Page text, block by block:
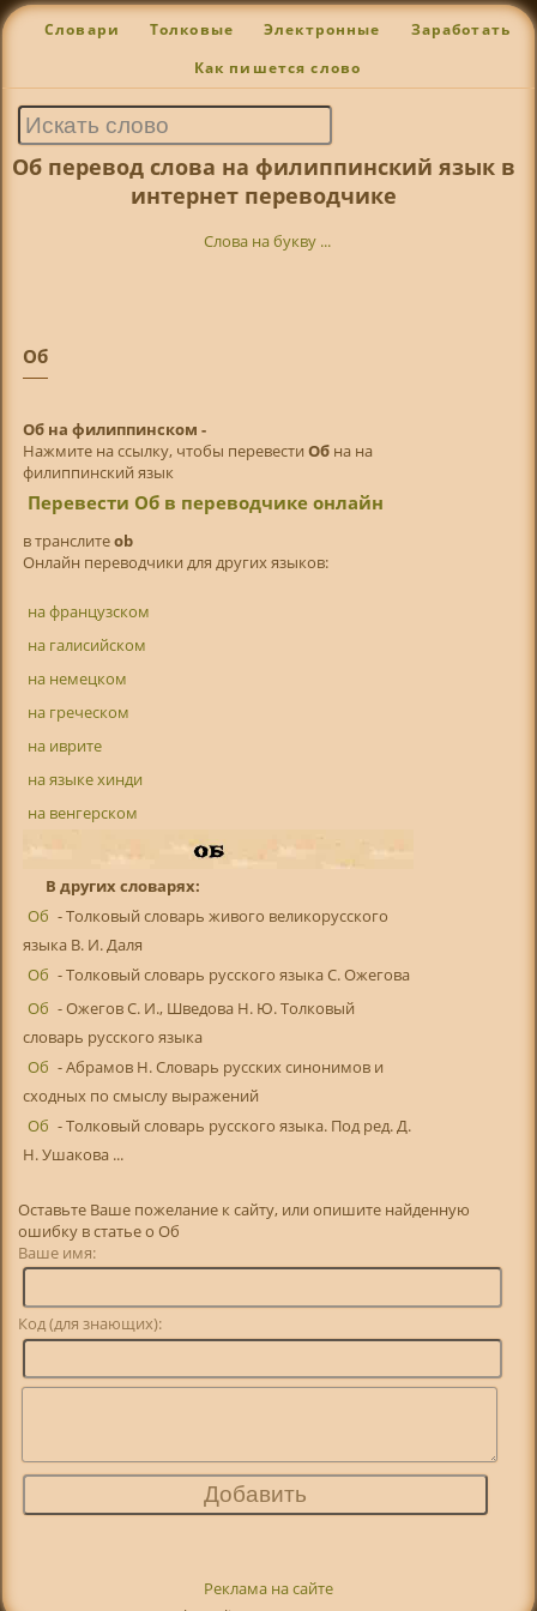
Словари Толковые Электронные Заработать
Как пишется слово
Об перевод слова на филиппинский язык в
интернет переводчике
Слова на букву ...
Об
Об на филиппинском -
Нажмите на ссылку, чтобы перевести Обна на
филиппинский язык
Перевести Об в переводчике онлайн
в транслитeob
Онлайн переводчики для других языков:
на французском
на галисийском
на немецком
на греческом
на иврите
на языке хинди
на венгерском
В других словарях:
Об - Толковый словарь живого великорусского
языка В. И. Даля
Об - Толковый словарь русского языка С. Ожегова
Об - Ожегов С. И., Шведова Н. Ю. Толковый
словарь русского языка
Об - Абрамов Н. Словарь русских синонимов и
сходных по смыслу выражений
Об - Толковый словарь русского языка. Под ред. Д.
Н. Ушакова ...
Оставьте Ваше пожелание к сайту, или опишите найденную
ошибку в статье о Об
Ваше имя:
Код (для знающих):
Реклама на сайте